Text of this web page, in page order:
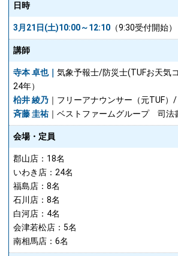
日時
3月21日(土)10:00～12:10 （9:30受付開始）
講師
寺本 卓也｜ 気象予報士/防災士(TUFお天気
24年）
柗井 綾乃 ｜フリーアナウンサー（元TUF）
斉藤 圭祐 ｜ベストファームグループ 司法
会場・定員
郡山店：18名
いわき店：24名
福島店：8名
石川店：8名
白河店：4名
会津若松店：5名
南相馬店：6名